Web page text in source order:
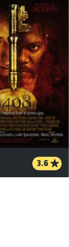
3.6